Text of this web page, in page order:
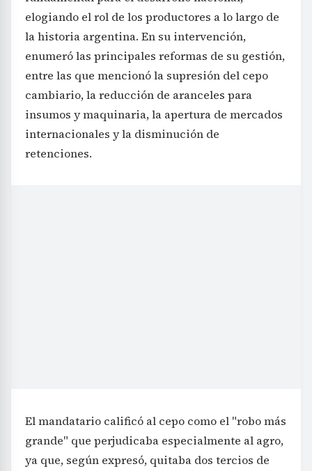
elogiando el rol de los productores a lo largo de
la historia argentina. En su intervención,
enumeró las principales reformas de su gestión,
entre las que mencionó la supresión del cepo
cambiario, la reducción de aranceles para
insumos y maquinaria, la apertura de mercados
internacionales y la disminución de
retenciones.
El mandatario calificó al cepo como el "robo más
grande" que perjudicaba especialmente al agro,
ya que, según expresó, quitaba dos tercios de